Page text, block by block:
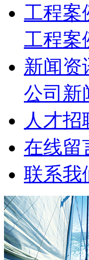
工程案
工程案
新闻资
公司新
人才招
在线留
联系我